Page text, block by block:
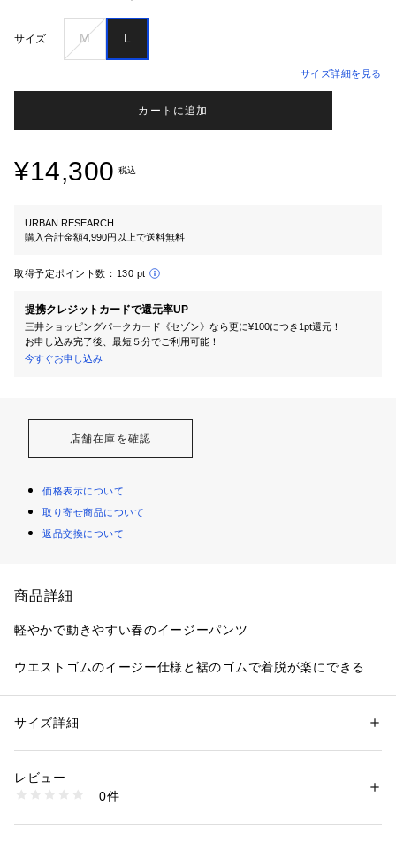
サイズ M L
サイズ詳細を見る
カートに追加
¥14,300 税込
URBAN RESEARCH
購入合計金額4,990円以上で送料無料
取得予定ポイント数： 130 pt
提携クレジットカードで還元率UP
三井ショッピングパークカード《セゾン》なら更に¥100につき1pt還元！
お申し込み完了後、最短５分でご利用可能！
今すぐお申し込み
店舗在庫を確認
価格表示について
取り寄せ商品について
返品交換について
商品詳細
軽やかで動きやすい春のイージーパンツ
ウエストゴムのイージー仕様と裾のゴムで着脱が楽にできるパ
すっきりしたテーパードシルエットでシャツや薄手ニットと合
としても便利です。春のワードローブに入れておくと重宝する
性別：メンズ
素材：ナイロン100%
洗濯：-
※詳しい洗濯方法については、商品の品質表示タグをご覧ください
CL26110-1040048 （ショップ）
サイズ詳細
レビュー
0件